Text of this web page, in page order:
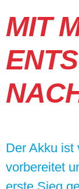
MIT
Der Akku ist
vorbereitet